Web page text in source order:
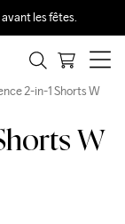
les fêtes.
W
2-in-1 Shorts W